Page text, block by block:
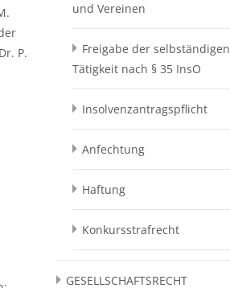
P.
und Vereinen
Freigabe der selbständigen
Tätigkeit nach § 35 InsO
Insolvenzantragspflicht
Anfechtung
Haftung
Konkursstrafrecht
GESELLSCHAFTSRECHT